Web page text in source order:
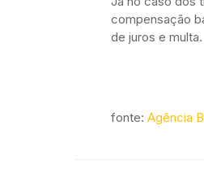
compensação
de juros e multa.
fonte: Agência